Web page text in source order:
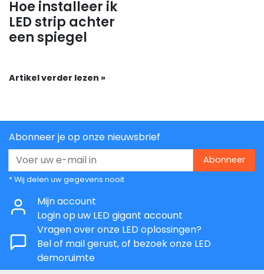
Hoe installeer ik
LED strip achter
een spiegel
Artikel verder lezen »
Abonneer je op onze nieuwsbrief
Abonneer
* Wij delen uw gegevens nooit
Mijn account
Login op uw LED gigant account
Vragen over onze LED oplossingen?
Bel of mail gerust, of bezoek onze LED
demoruimte